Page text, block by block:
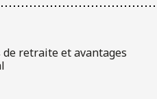
de retraite et avantages